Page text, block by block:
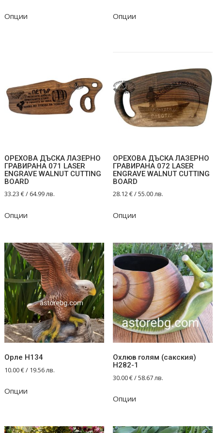
Опции Опции
ОРЕХОВА ДЪСКА ЛАЗЕРНО
ГРАВИРАНА 071 LASER
ENGRAVE WALNUT CUTTING
BOARD
33.23€/ 64.99 лв.
Опции
ОРЕХОВА ДЪСКА ЛАЗЕРНО
ГРАВИРАНА 072 LASER
ENGRAVE WALNUT CUTTING
BOARD
28.12€/ 55.00 лв.
Опции
Орле Н134
10.00€/ 19.56 лв.
Опции
Охлюв голям (сакския)
Н282-1
30.00€/ 58.67 лв.
Опции